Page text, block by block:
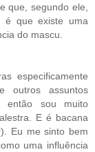
que, segundo ele,
é que existe uma
do mascu.
especificamente
outros assuntos
então sou muito
E é bacana
Eu me sinto bem
uma influência